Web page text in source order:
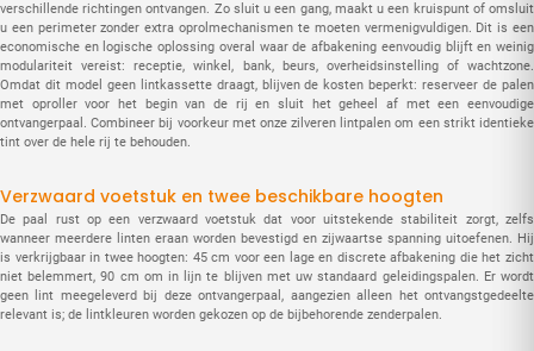
verschillende richtingen ontvangen. Zo sluit u een gang, maakt u een kruispunt of omsluit
u een perimeter zonder extra oprolmechanismen te moeten vermenigvuldigen. Dit is een
economische en logische oplossing overal waar de afbakening eenvoudig blijft en weinig
modulariteit vereist: receptie, winkel, bank, beurs, overheidsinstelling of wachtzone.
Omdat dit model geen lintkassette draagt, blijven de kosten beperkt: reserveer de palen
met oproller voor het begin van de rij en sluit het geheel af met een eenvoudige
ontvangerpaal. Combineer bij voorkeur met onze zilveren lintpalen om een strikt identieke
tint over de hele rij te behouden.
Verzwaard voetstuk en twee beschikbare hoogten
De paal rust op een verzwaard voetstuk dat voor uitstekende stabiliteit zorgt, zelfs
wanneer meerdere linten eraan worden bevestigd en zijwaartse spanning uitoefenen. Hij
is verkrijgbaar in twee hoogten: 45 cm voor een lage en discrete afbakening die het zicht
niet belemmert, 90 cm om in lijn te blijven met uw standaard geleidingspalen. Er wordt
geen lint meegeleverd bij deze ontvangerpaal, aangezien alleen het ontvangstgedeelte
relevant is; de lintkleuren worden gekozen op de bijbehorende zenderpalen.